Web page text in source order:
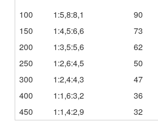
100
1:5,8:8,1 90
150
1:4,5:6,6 73
200
1:3,5:5,6 62
250
1:2,6:4,5 50
300
1:2,4:4,3 47
400
1:1,6:3,2 36
450
1:1,4:2,9 32